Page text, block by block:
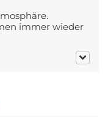
immer wieder